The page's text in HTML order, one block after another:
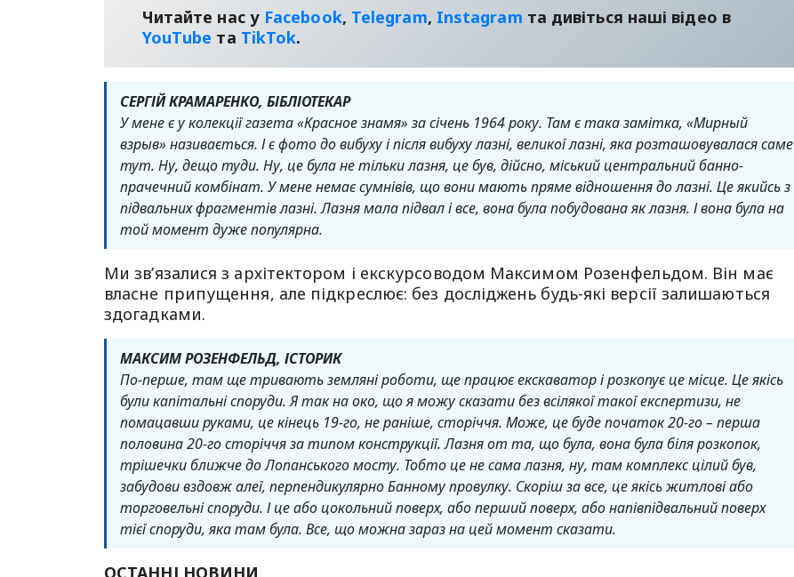
Читайте нас у Facebook, Telegram, Instagram та дивіться наші відео в
YouТube та TikTok.
СЕРГІЙ КРАМАРЕНКО, БІБЛІОТЕКАР
У мене є у колекції газета «Красное знамя» за січень 1964 року. Там є така замітка, «Мирный
взрыв» називається. І є фото до вибуху і після вибуху лазні, великої лазні, яка розташовувалася саме
тут. Ну, дещо туди. Ну, це була не тільки лазня, це був, дійсно, міський центральний банно-
прачечний комбінат. У мене немає сумнівів, що вони мають пряме відношення до лазні. Це якийсь з
підвальних фрагментів лазні. Лазня мала підвал і все, вона була побудована як лазня. І вона була на
той момент дуже популярна.
Ми зв’язалися з архітектором і екскурсоводом Максимом Розенфельдом. Він має
власне припущення, але підкреслює: без досліджень будь-які версії залишаються
здогадками.
МАКСИМ РОЗЕНФЕЛЬД, ІСТОРИК
По-перше, там ще тривають земляні роботи, ще працює екскаватор і розкопує це місце. Це якісь
були капітальні споруди. Я так на око, що я можу сказати без всілякої такої експертизи, не
помацавши руками, це кінець 19-го, не раніше, сторіччя. Може, це буде початок 20-го – перша
половина 20-го сторіччя за типом конструкції. Лазня от та, що була, вона була біля розкопок,
трішечки ближче до Лопанського мосту. Тобто це не сама лазня, ну, там комплекс цілий був,
забудови вздовж алеї, перпендикулярно Банному провулку. Скоріш за все, це якісь житлові або
торговельні споруди. І це або цокольний поверх, або перший поверх, або напівпідвальний поверх
тієї споруди, яка там була. Все, що можна зараз на цей момент сказати.
ОСТАННІ НОВИНИ